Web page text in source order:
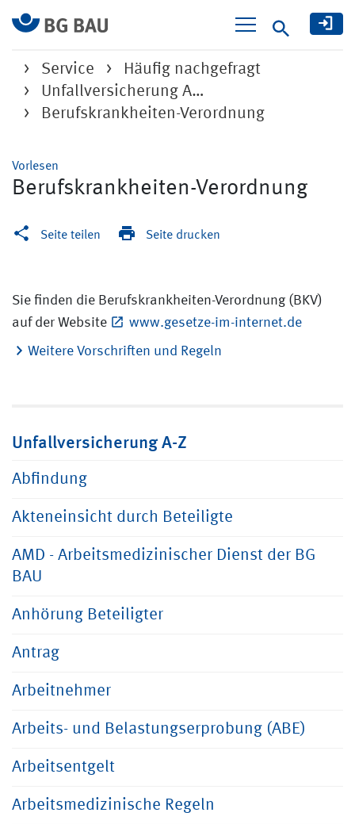
Suche
Service
Häufig nachgefragt
Unfallversicherung A…
Berufskrankheiten-Verordnung
Vorlesen
Berufskrankheiten-Verordnung
Seite teilen Seite drucken
Sie finden die Berufskrankheiten-Verordnung (BKV)
auf der Website
www.gesetze-im-internet.de
Weitere Vorschriften und Regeln
Unfallversicherung A-Z
Abfindung
Akteneinsicht durch Beteiligte
AMD - Arbeitsmedizinischer Dienst der BG
BAU
Anhörung Beteiligter
Antrag
Arbeitnehmer
Arbeits- und Belastungserprobung (ABE)
Arbeitsentgelt
Arbeitsmedizinische Regeln